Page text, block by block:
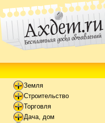
Земля
Строительство
Торговля
Дача, дом